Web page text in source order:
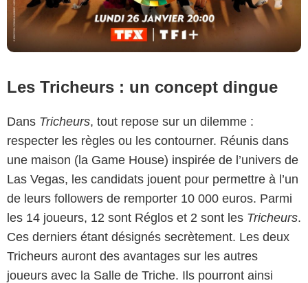
Les Tricheurs : un concept dingue
Dans Tricheurs, tout repose sur un dilemme :
respecter les règles ou les contourner. Réunis dans
une maison (la Game House) inspirée de l’univers de
Las Vegas, les candidats jouent pour permettre à l’un
de leurs followers de remporter 10 000 euros. Parmi
les 14 joueurs, 12 sont Réglos et 2 sont les Tricheurs.
Ces derniers étant désignés secrètement. Les deux
Tricheurs auront des avantages sur les autres
joueurs avec la Salle de Triche. Ils pourront ainsi